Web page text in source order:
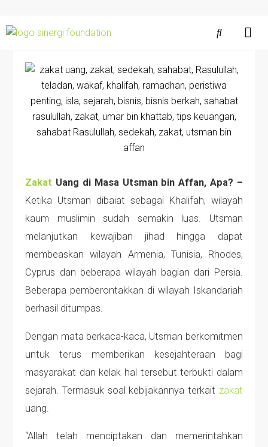
Zakat Uang di Masa Utsman bin Affan, Apa? –
Ketika Utsman dibaiat sebagai Khalifah, wilayah
kaum muslimin sudah semakin luas. Utsman
melanjutkan kewajiban jihad hingga dapat
membeaskan wilayah Armenia, Tunisia, Rhodes,
Cyprus dan beberapa wilayah bagian dari Persia.
Beberapa pemberontakkan di wilayah Iskandariah
berhasil ditumpas.
Dengan mata berkaca-kaca, Utsman berkomitmen
untuk terus memberikan kesejahteraan bagi
masyarakat dan kelak hal tersebut terbukti dalam
sejarah. Termasuk soal kebijakannya terkait zakat
uang.
“Allah telah menciptakan dan memerintahkan